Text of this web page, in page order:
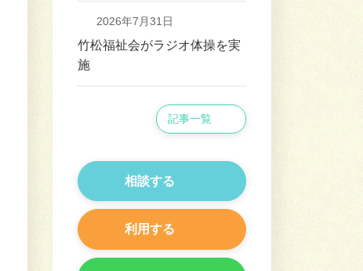
2026年7月31日
竹松福祉会がラジオ体操を実
施
記事一覧
相談する
利用する